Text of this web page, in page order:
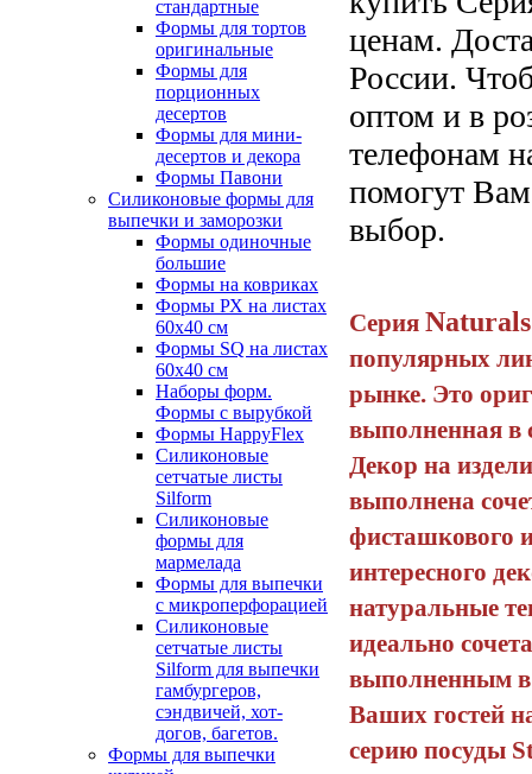
стандартные
Формы для тортов
оригинальные
Формы для
порционных
десертов
Формы для мини-
десертов и декора
Формы Павони
Силиконовые формы для
выпечки и заморозки
Формы одиночные
большие
Формы на ковриках
Формы РХ на листах
60х40 см
Формы SQ на листах
60х40 см
Наборы форм.
Формы с вырубкой
Формы HappyFlex
Силиконовые
сетчатые листы
Silform
Силиконовые
формы для
мармелада
Формы для выпечки
с микроперфорацией
Силиконовые
сетчатые листы
Silform для выпечки
гамбургеров,
сэндвичей, хот-
догов, багетов.
Формы для выпечки
ценам.
России.
оптом и в
телефонам
помогут
выбор.
Серия Naturals
популярных
рынке. Это
выполненная в
Декор на
выполнена
фисташкового
интересного
натуральные
идеально
выполненным в
Ваших гостей
серию посуды